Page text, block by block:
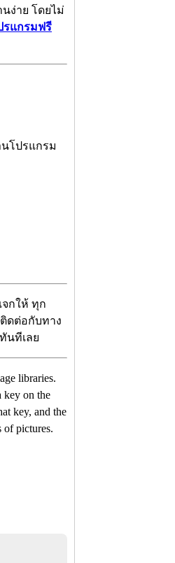
ง่าย โดยไม่
รแกรมฟรี
นโปรแกรม
จกให้ ทุก
ดต่อกับทาง
นทีเลย
libraries.
key on the
key, and the
of pictures.